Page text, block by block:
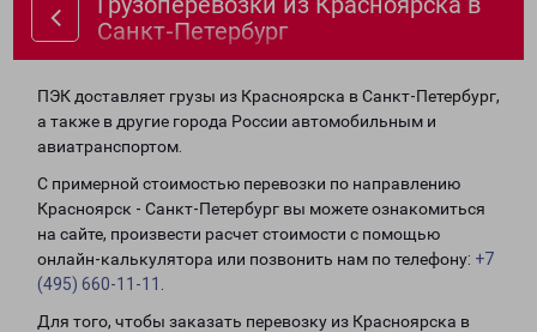
Санкт-Петербург
ПЭК доставляет грузы из Красноярска в Санкт-Петербург,
а также в другие города России автомобильным и
авиатранспортом.
С примерной стоимостью перевозки по направлению
Красноярск - Санкт-Петербург вы можете ознакомиться
на сайте, произвести расчет стоимости с помощью
онлайн-калькулятора или позвонить нам по телефону: +7
(495) 660-11-11
Для того, чтобы заказать перевозку из Красноярска в